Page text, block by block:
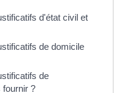
d'état civil et
de domicile
de
fournir ?